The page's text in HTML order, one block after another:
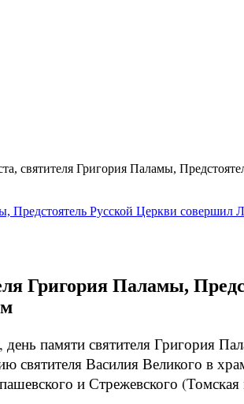
святителя Григория Паламы,
Григория Паламы,
памяти святителя Григория
святителя Василия Великого в
и Стрежевского